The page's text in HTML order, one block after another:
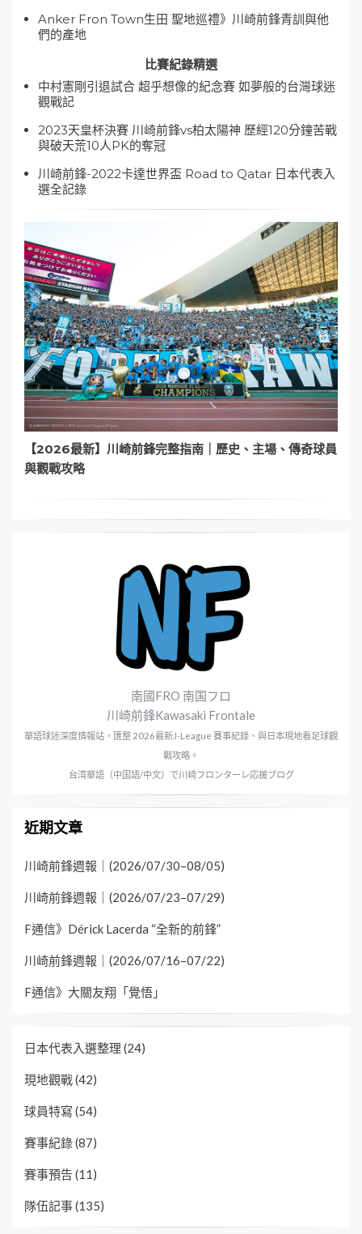
Anker Fron Town生田 聖地巡禮》川崎前鋒青訓與他
們的產地
比賽紀錄精選
中村憲剛引退試合 超乎想像的紀念賽 如夢般的台灣球迷
觀戰記
2023天皇杯決賽 川崎前鋒vs柏太陽神 歷經120分鐘苦戰
與破天荒10人PK的奪冠
川崎前鋒-2022卡達世界盃 Road to Qatar 日本代表入
選全記錄
【2026最新】川崎前鋒完整指南｜歷史、主場、傳奇球員
與觀戰攻略
南國FRO 南国フロ
川崎前鋒Kawasaki Frontale
華語球迷深度情報站，匯整 2026最新J-League 賽事紀錄、與日本現地看足球觀
戰攻略。
台湾華語（中国語/中文）で川崎フロンターレ応援ブログ
近期文章
川崎前鋒週報｜(2026/07/30–08/05)
川崎前鋒週報｜(2026/07/23–07/29)
F通信》Dérick Lacerda “全新的前鋒”
川崎前鋒週報｜(2026/07/16–07/22)
F通信》大關友翔「覺悟」
日本代表入選整理 (24)
現地觀戰(42)
球員特寫 (54)
賽事紀錄(87)
賽事預告(11)
隊伍記事(135)